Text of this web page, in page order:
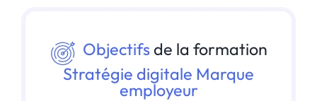
Objectifs de la formation
Stratégie digitale Marque
employeur